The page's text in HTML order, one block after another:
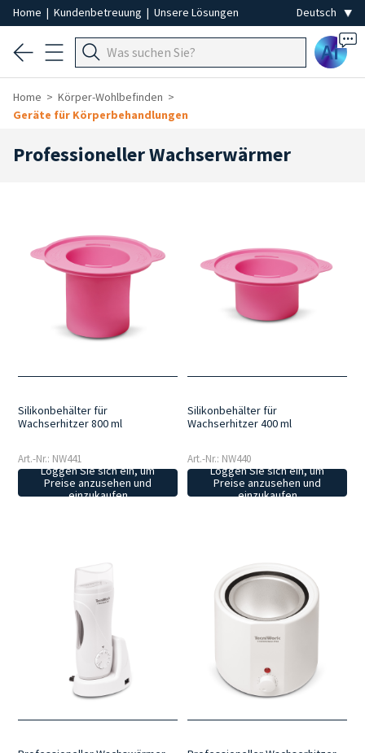
Home | Kundenbetreuung | Unsere Lösungen
Ai
Home
Körper-Wohlbefinden
Geräte für Körperbehandlungen
Professioneller Wachserwärmer
Silikonbehälter für
Wachserhitzer 800 ml
Art.-Nr.: NW441
Loggen Sie sich ein, um
Preise anzusehen und
einzukaufen
Silikonbehälter für
Wachserhitzer 400 ml
Art.-Nr.: NW440
Loggen Sie sich ein, um
Preise anzusehen und
einzukaufen